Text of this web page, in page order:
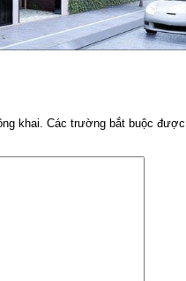
khai. Các trường bắt buộc được